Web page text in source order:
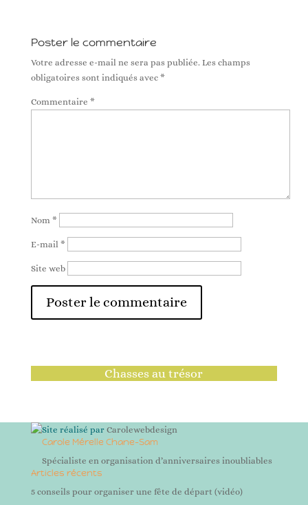
Poster le commentaire
Votre adresse e-mail ne sera pas publiée. Les champs
obligatoires sont indiqués avec *
Commentaire *
Nom *
E-mail *
Site web
Chasses au trésor
Site réalisé par Carolewebdesign
Carole Mérelle Chane-Sam
Spécialiste en organisation d’anniversaires inoubliables
Articles récents
5 conseils pour organiser une fête de départ (vidéo)